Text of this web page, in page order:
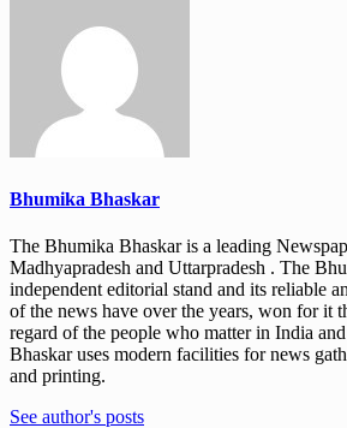
Bhumika Bhaskar
The Bhumika Bhaskar is a leading
Madhyapradesh and Uttarpradesh . The
independent editorial stand and its reliable
of the news have over the years, won for it
regard of the people who matter in India
Bhaskar uses modern facilities for news
and printing.
See author's posts